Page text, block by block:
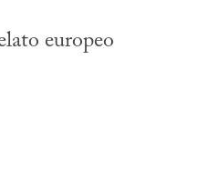
europeo